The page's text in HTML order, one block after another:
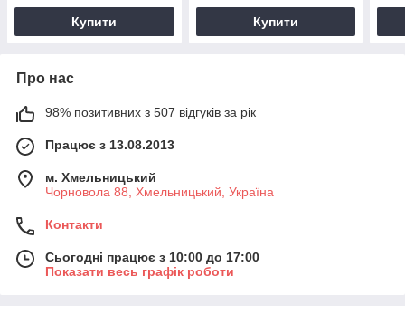
Купити Купити
Про нас
98% позитивних з 507 відгуків за рік
Працює з 13.08.2013
м. Хмельницький
Чорновола 88, Хмельницький, Україна
Контакти
Сьогодні працює з 10:00 до 17:00
Показати весь графік роботи